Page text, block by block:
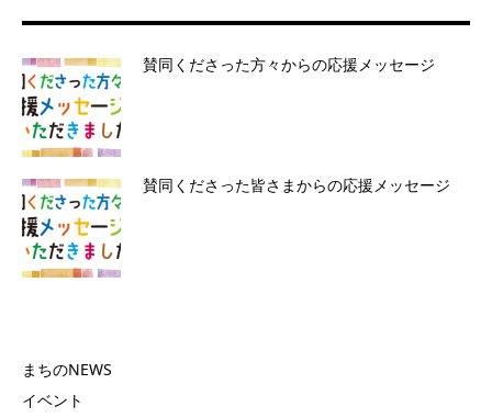
賛同くださった方々からの応援メッセージ
賛同くださった皆さまからの応援メッセージ
まちのNEWS
イベント